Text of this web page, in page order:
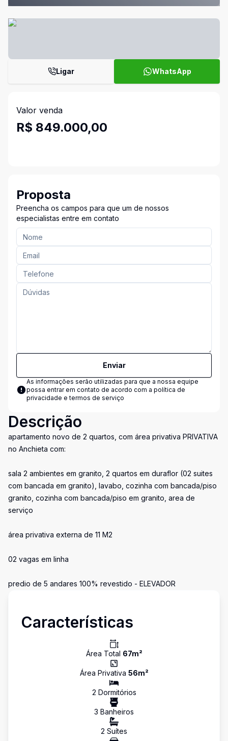
Ligar WhatsApp
Valor venda
R$ 849.000,00
Proposta
Preencha os campos para que um de nossos
especialistas entre em contato
Enviar
As informações serão utilizadas para que a nossa equipe
possa entrar em contato de acordo com a política de
privacidade e termos de serviço
Descrição
apartamento novo de 2 quartos, com área privativa PRIVATIVA
no Anchieta com:
sala 2 ambientes em granito, 2 quartos em duraflor (02 suites
com bancada em granito), lavabo, cozinha com bancada/piso
granito, cozinha com bancada/piso em granito, area de
serviço
área privativa externa de 11 M2
02 vagas em linha
predio de 5 andares 100% revestido - ELEVADOR
Características
Área Total 67m²
Área Privativa 56m²
2 Dormitórios
3 Banheiros
2 Suítes